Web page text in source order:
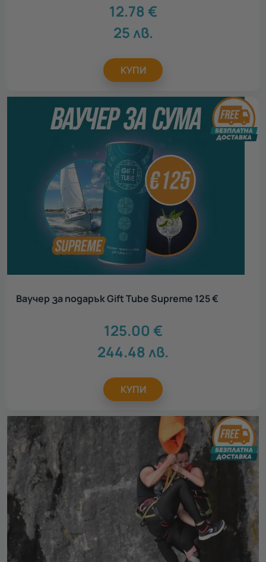
12.78 €
25лв.
КУПИ
Ваучер за подарък Gift Tube Supreme 125 €
125.00 €
244.48 лв.
КУПИ